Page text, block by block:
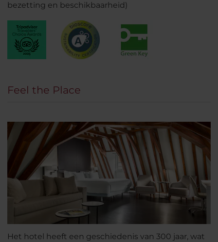
bezetting en beschikbaarheid)
Feel the Place
Het hotel heeft een geschiedenis van 300 jaar, wat